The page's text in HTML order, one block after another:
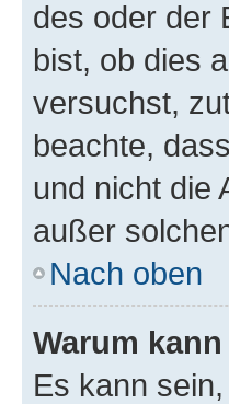
des oder der
bist, ob dies
versuchst,
beachte,
und nicht die
außer
Nach oben
Warum
Es kann